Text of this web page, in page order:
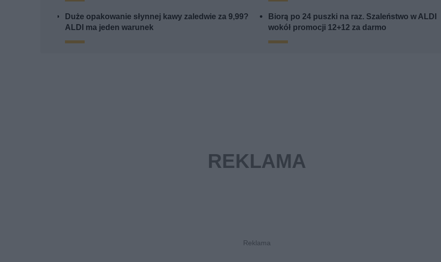
Duże opakowanie słynnej kawy zaledwie za 9,99?
ALDI ma jeden warunek
Biorą po 24 puszki na raz. Szaleństwo w ALDI
wokół promocji 12+12 za darmo